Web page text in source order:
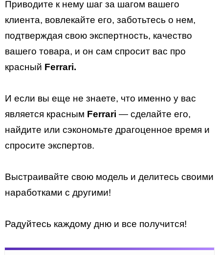
Приводите к нему шаг за шагом вашего
клиента, вовлекайте его, заботьтесь о нем,
подтверждая свою экспертность, качество
вашего товара, и он сам спросит вас про
красный Ferrari.
И если вы еще не знаете, что именно у вас
является красным Ferrari — сделайте его,
найдите или сэкономьте драгоценное время и
спросите экспертов.
Выстраивайте свою модель и делитесь своими
наработками с другими!
Радуйтесь каждому дню и все получится!